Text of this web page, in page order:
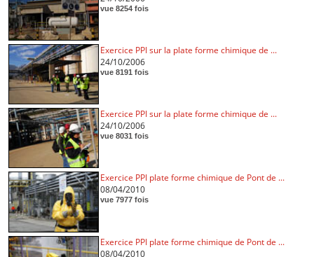
vue 8254 fois
Exercice PPI sur la plate forme chimique de ...
24/10/2006
vue 8191 fois
Exercice PPI sur la plate forme chimique de ...
24/10/2006
vue 8031 fois
Exercice PPI plate forme chimique de Pont de ...
08/04/2010
vue 7977 fois
Exercice PPI plate forme chimique de Pont de ...
08/04/2010